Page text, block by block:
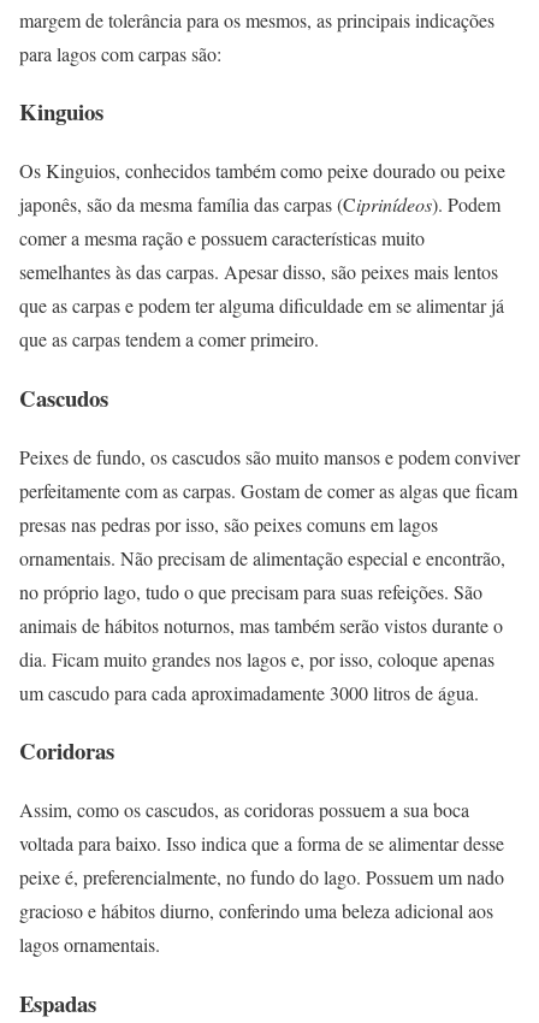
margem de tolerância para os mesmos, as principais indicações
para lagos com carpas são:
Kinguios
Os Kinguios, conhecidos também como peixe dourado ou peixe
japonês, são da mesma família das carpas (Ciprinídeos). Podem
comer a mesma ração e possuem características muito
semelhantes às das carpas. Apesar disso, são peixes mais lentos
que as carpas e podem ter alguma dificuldade em se alimentar já
que as carpas tendem a comer primeiro.
Cascudos
Peixes de fundo, os cascudos são muito mansos e podem conviver
perfeitamente com as carpas. Gostam de comer as algas que ficam
presas nas pedras por isso, são peixes comuns em lagos
ornamentais. Não precisam de alimentação especial e encontrão,
no próprio lago, tudo o que precisam para suas refeições. São
animais de hábitos noturnos, mas também serão vistos durante o
dia. Ficam muito grandes nos lagos e, por isso, coloque apenas
um cascudo para cada aproximadamente 3000 litros de água.
Coridoras
Assim, como os cascudos, as coridoras possuem a sua boca
voltada para baixo. Isso indica que a forma de se alimentar desse
peixe é, preferencialmente, no fundo do lago. Possuem um nado
gracioso e hábitos diurno, conferindo uma beleza adicional aos
lagos ornamentais.
Espadas